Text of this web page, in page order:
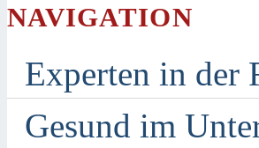
NAVIGATION
Experten in der
Gesund im